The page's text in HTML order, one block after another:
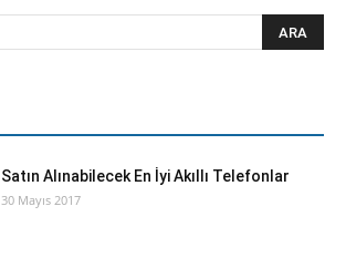
Satın Alınabilecek En İyi Akıllı Telefonlar
30 Mayıs 2017